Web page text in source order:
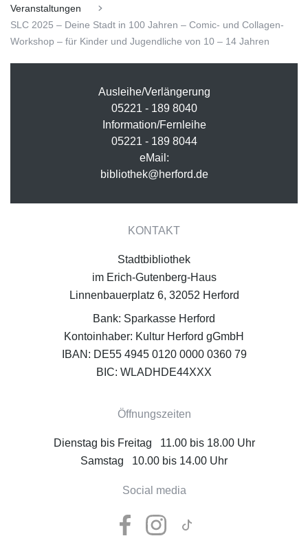
Veranstaltungen
SLC 2025 – Deine Stadt in 100 Jahren – Comic- und Collagen-
Workshop – für Kinder und Jugendliche von 10 – 14 Jahren
Ausleihe/Verlängerung
05221 - 189 8040
Information/Fernleihe
05221 - 189 8044
eMail:
bibliothek@herford.de
KONTAKT
Stadtbibliothek
im Erich-Gutenberg-Haus
Linnenbauerplatz 6, 32052 Herford
Bank: Sparkasse Herford
Kontoinhaber: Kultur Herford gGmbH
IBAN: DE55 4945 0120 0000 0360 79
BIC: WLADHDE44XXX
Öffnungszeiten
Dienstag bis Freitag 11.00 bis 18.00 Uhr
Samstag 10.00 bis 14.00 Uhr
Social media